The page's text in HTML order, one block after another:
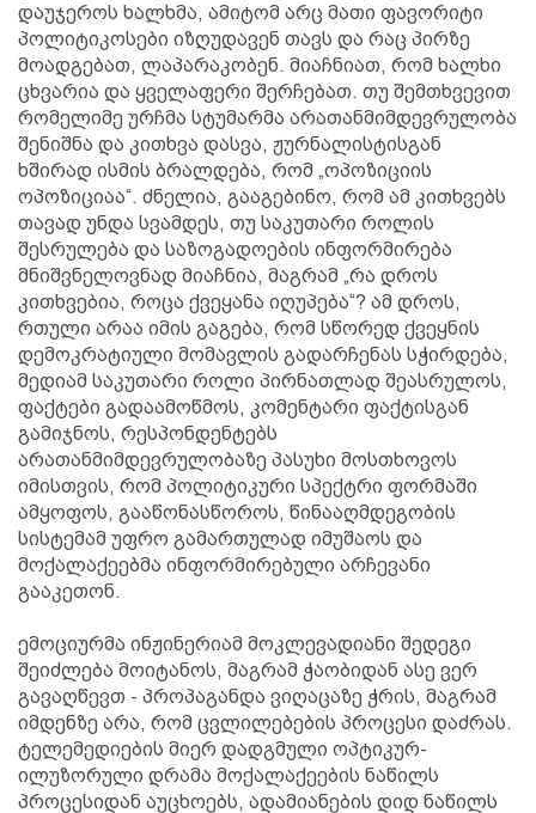
დაუჯეროს ხალხმა, ამიტომ არც მათი ფავორიტი
პოლიტიკოსები იზღუდავენ თავს და რაც პირზე
მოადგებათ, ლაპარაკობენ. მიაჩნიათ, რომ ხალხი
ცხვარია და ყველაფერი შერჩებათ. თუ შემთხვევით
რომელიმე ურჩმა სტუმარმა არათანმიმდევრულობა
შენიშნა და კითხვა დასვა, ჟურნალისტისგან
ხშირად ისმის ბრალდება, რომ „ოპოზიციის
ოპოზიციაა“. ძნელია, გააგებინო, რომ ამ კითხვებს
თავად უნდა სვამდეს, თუ საკუთარი როლის
შესრულება და საზოგადოების ინფორმირება
მნიშვნელოვნად მიაჩნია, მაგრამ „რა დროს
კითხვებია, როცა ქვეყანა იღუპება“? ამ დროს,
რთული არაა იმის გაგება, რომ სწორედ ქვეყნის
დემოკრატიული მომავლის გადარჩენას სჭირდება,
მედიამ საკუთარი როლი პირნათლად შეასრულოს,
ფაქტები გადაამოწმოს, კომენტარი ფაქტისგან
გამიჯნოს, რესპონდენტებს
არათანმიმდევრულობაზე პასუხი მოსთხოვოს
იმისთვის, რომ პოლიტიკური სპექტრი ფორმაში
ამყოფოს, გააწონასწოროს, წინააღმდეგობის
სისტემამ უფრო გამართულად იმუშაოს და
მოქალაქეებმა ინფორმირებული არჩევანი
გააკეთონ.
ემოციურმა ინჟინერიამ მოკლევადიანი შედეგი
შეიძლება მოიტანოს, მაგრამ ჭაობიდან ასე ვერ
გავაღწევთ - პროპაგანდა ვიღაცაზე ჭრის, მაგრამ
იმდენზე არა, რომ ცვლილებების პროცესი დაძრას.
ტელემედიების მიერ დადგმული ოპტიკურ-
ილუზორული დრამა მოქალაქეების ნაწილს
პროცესიდან აუცხოებს, ადამიანების დიდ ნაწილს